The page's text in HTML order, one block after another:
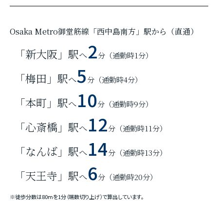
Osaka Metro御堂筋線「西中島南方」駅から（直通）
「新大阪」駅へ2分 （通勤時1分）
「梅田」駅へ5分 （通勤時4分）
「本町」駅へ10分 （通勤時9分）
「心斎橋」駅へ12分 （通勤時11分）
「なんば」駅へ14分 （通勤時13分）
「天王寺」駅へ6分 （通勤時20分）
※徒歩分数は80ⅿを1分（端数切り上げ）で算出しています。